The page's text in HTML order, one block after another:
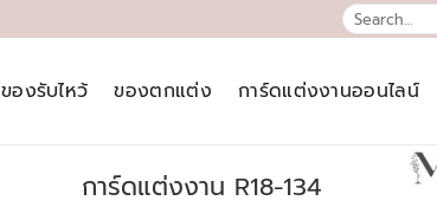
Search
for:
ของรับไหว้ ของตกแต่ง การ์ดแต่งงานออนไลน์
การ์ดแต่งงาน R18-134